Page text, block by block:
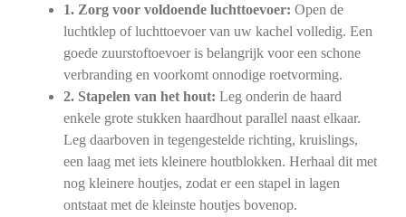
1. Zorg voor voldoende luchttoevoer: Open de
luchtklep of luchttoevoer van uw kachel volledig. Een
goede zuurstoftoevoer is belangrijk voor een schone
verbranding en voorkomt onnodige roetvorming.
2. Stapelen van het hout: Leg onderin de haard
enkele grote stukken haardhout parallel naast elkaar.
Leg daarboven in tegengestelde richting, kruislings,
een laag met iets kleinere houtblokken. Herhaal dit met
nog kleinere houtjes, zodat er een stapel in lagen
ontstaat met de kleinste houtjes bovenop.